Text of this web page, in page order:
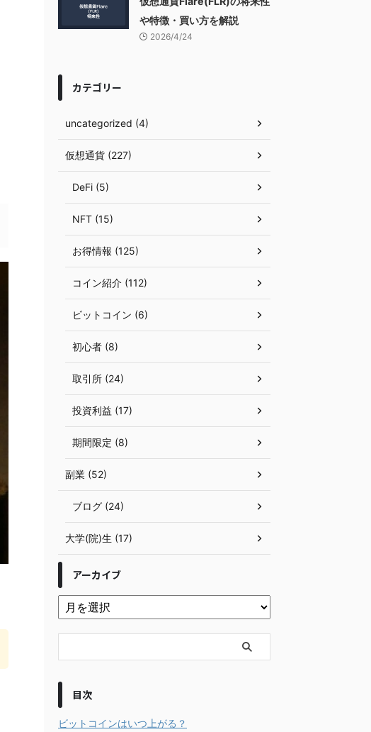
や特徴・買い方を解説
2026/4/24
カテゴリー
uncategorized (4)
仮想通貨 (227)
DeFi (5)
NFT (15)
お得情報 (125)
コイン紹介 (112)
ビットコイン (6)
初心者 (8)
取引所 (24)
投資利益 (17)
期間限定 (8)
副業 (52)
ブログ (24)
大学(院)生 (17)
アーカイブ
目次
ビットコインはいつ上がる？